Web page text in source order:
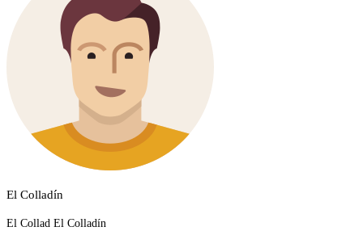
El Colladín
El Collad El Colladín